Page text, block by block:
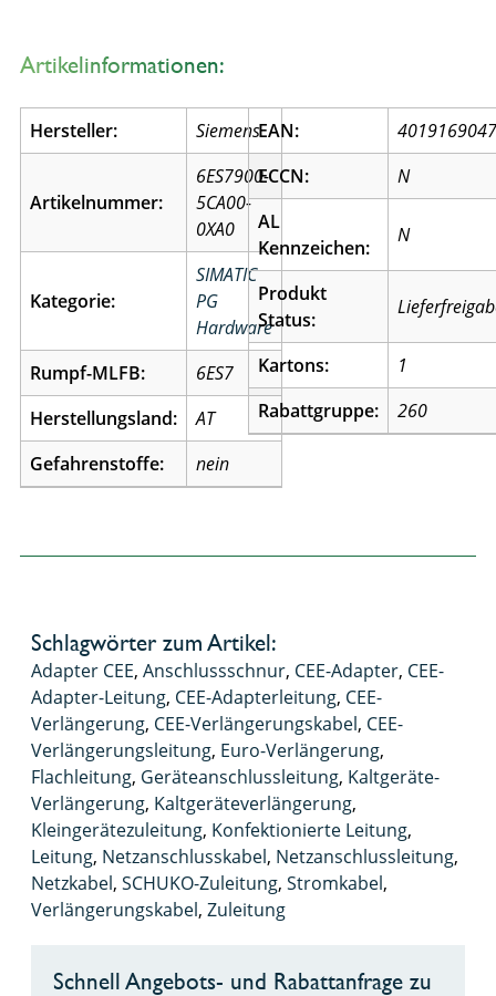
Artikelinformationen:
Hersteller: Siemens
Artikelnummer:
6ES7900-
5CA00-
0XA0
Kategorie:
SIMATIC
PG
Hardware
Rumpf-MLFB:
6ES7
Herstellungsland:
AT
Gefahrenstoffe:
nein
EAN:
ECCN:
N
AL
Kennzeichen:
N
Produkt
Status:
Kartons:
1
Rabattgruppe:
260
Schlagwörter zum Artikel:
Adapter CEE, Anschlussschnur, CEE-Adapter, CEE-
Adapter-Leitung, CEE-Adapterleitung, CEE-
Verlängerung, CEE-Verlängerungskabel, CEE-
Verlängerungsleitung, Euro-Verlängerung,
Flachleitung, Geräteanschlussleitung, Kaltgeräte-
Verlängerung, Kaltgeräteverlängerung,
Kleingerätezuleitung, Konfektionierte Leitung,
Leitung, Netzanschlusskabel, Netzanschlussleitung,
Netzkabel, SCHUKO-Zuleitung, Stromkabel,
Verlängerungskabel, Zuleitung
Schnell Angebots- und Rabattanfrage zu